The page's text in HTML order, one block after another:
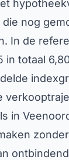
nog
In de
in totaal
in